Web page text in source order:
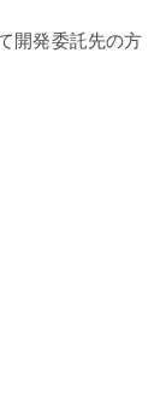
開発委託先の方